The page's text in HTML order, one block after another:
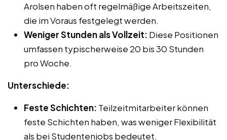
Arolsen haben oft regelmäßige Arbeitszeiten,
die im Voraus festgelegt werden.
Weniger Stunden als Vollzeit: Diese Positionen
umfassen typischerweise 20 bis 30 Stunden
pro Woche.
Unterschiede:
Feste Schichten: Teilzeitmitarbeiter können
feste Schichten haben, was weniger Flexibilität
als bei Studentenjobs bedeutet.